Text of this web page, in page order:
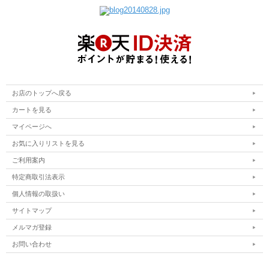
お店のトップへ戻る
カートを見る
マイページへ
お気に入りリストを見る
ご利用案内
特定商取引法表示
個人情報の取扱い
サイトマップ
メルマガ登録
お問い合わせ